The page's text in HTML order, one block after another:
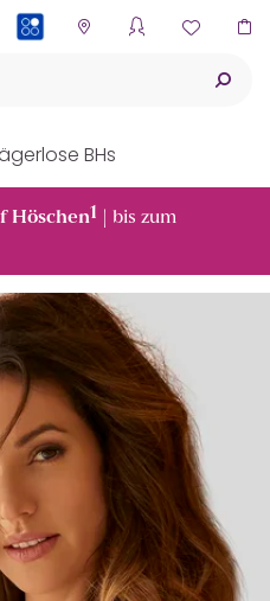
BHs
Höschen1 | bis zum